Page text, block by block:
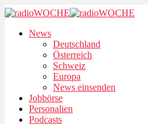
News
Deutschland
Österreich
Schweiz
Europa
News einsenden
Jobbörse
Personalien
Podcasts